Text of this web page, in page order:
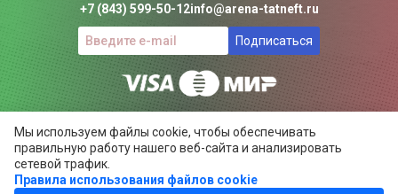
+7 (843) 599-50-12info@arena-tatneft.ru
Подписаться
Казань Арены.
Положение об общих правилах
ARENA-TATNEFT.RU ©
Мы используем файлы cookie, чтобы обеспечивать
правильную работу нашего веб-сайта и анализировать
сетевой трафик.
Правила использования файлов cookie